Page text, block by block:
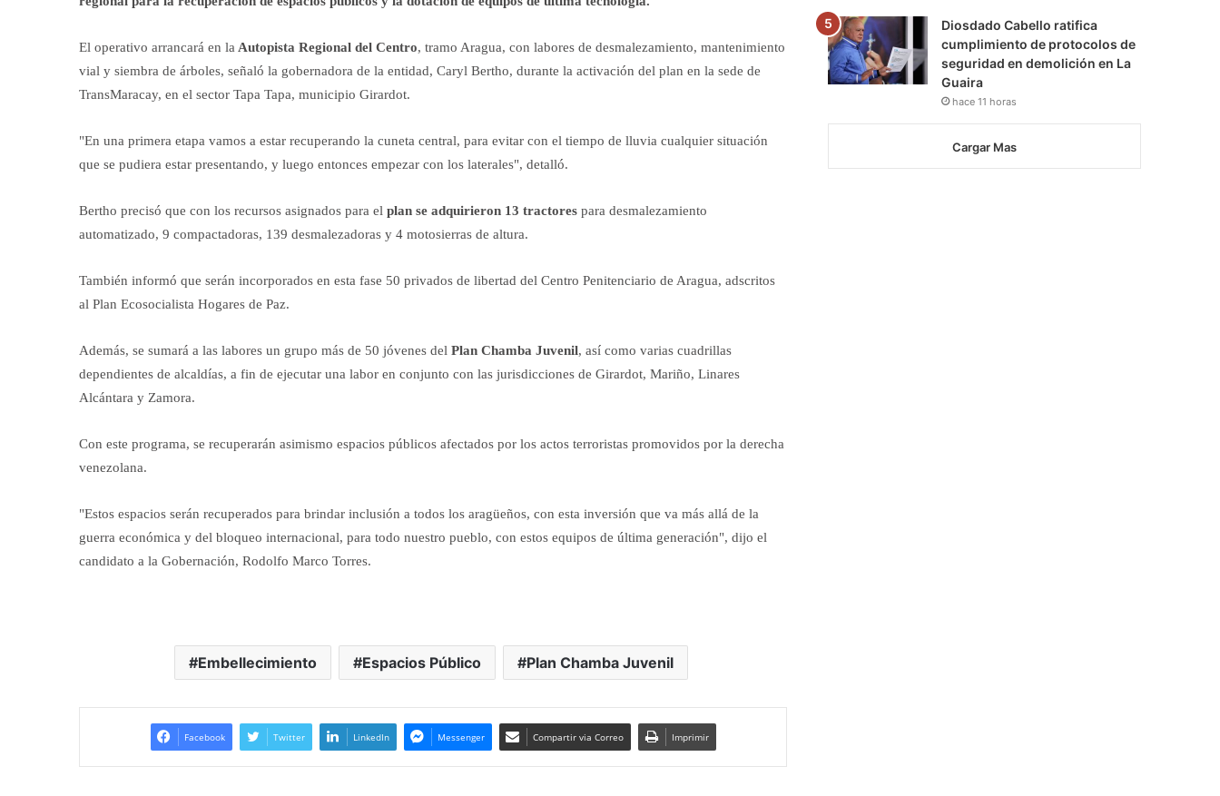
El operativo arrancará en la Autopista Regional del Centro, tramo Aragua, con labores de desmalezamiento, mantenimiento
vial y siembra de árboles, señaló la gobernadora de la entidad, Caryl Bertho, durante la activación del plan en la sede de
TransMaracay, en el sector Tapa Tapa, municipio Girardot.
"En una primera etapa vamos a estar recuperando la cuneta central, para evitar con el tiempo de lluvia cualquier situación
que se pudiera estar presentando, y luego entonces empezar con los laterales", detalló.
Bertho precisó que con los recursos asignados para el plan se adquirieron 13 tractores para desmalezamiento
automatizado, 9 compactadoras, 139 desmalezadoras y 4 motosierras de altura.
También informó que serán incorporados en esta fase 50 privados de libertad del Centro Penitenciario de Aragua, adscritos
al Plan Ecosocialista Hogares de Paz.
Además, se sumará a las labores un grupo más de 50 jóvenes del Plan Chamba Juvenil, así como varias cuadrillas
dependientes de alcaldías, a fin de ejecutar una labor en conjunto con las jurisdicciones de Girardot, Mariño, Linares
Alcántara y Zamora.
Con este programa, se recuperarán asimismo espacios públicos afectados por los actos terroristas promovidos por la derecha
venezolana.
"Estos espacios serán recuperados para brindar inclusión a todos los aragüeños, con esta inversión que va más allá de la
guerra económica y del bloqueo internacional, para todo nuestro pueblo, con estos equipos de última generación", dijo el
candidato a la Gobernación, Rodolfo Marco Torres.
Embellecimiento Espacios Público Plan Chamba Juvenil
Facebook Twitter LinkedIn Messenger Compartir via Correo Imprimir
Diosdado Cabello ratifica
cumplimiento de protocolos de
seguridad en demolición en La
Guaira
hace 11 horas
Cargar Mas